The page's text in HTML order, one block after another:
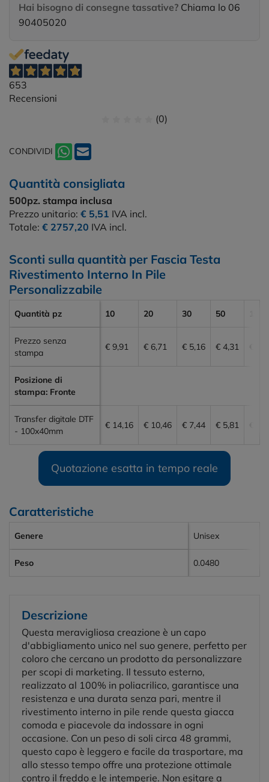
Hai bisogno di consegne tassative? Chiama lo 06
90405020
653
Recensioni
(0)
CONDIVIDI
Quantità consigliata
500pz. stampa inclusa
Prezzo unitario: € 5,51 IVA incl.
Totale: € 2757,20 IVA incl.
Sconti sulla quantità per Fascia Testa
Rivestimento Interno In Pile
Personalizzabile
Quantità pz 10 20 30 50
Prezzo senza
stampa
€ 9,91 € 6,71 € 5,16 € 4,31
Posizione di
stampa: Fronte
Transfer digitale DTF
- 100x40mm
€ 14,16 € 10,46 € 7,44 € 5,81
Quotazione esatta in tempo reale
Caratteristiche
Genere Unisex
Peso 0.0480
Descrizione
Questa meravigliosa creazione è un capo
d'abbigliamento unico nel suo genere, perfetto per
coloro che cercano un prodotto da personalizzare
per scopi di marketing. Il tessuto esterno,
realizzato al 100% in poliacrilico, garantisce una
resistenza e una durata senza pari, mentre il
rivestimento interno in pile rende questa giacca
comoda e piacevole da indossare in ogni
occasione. Con un peso di soli circa 48 grammi,
questo capo è leggero e facile da trasportare, ma
allo stesso tempo offre una protezione ottimale
contro il freddo e le intemperie. Non esitare a